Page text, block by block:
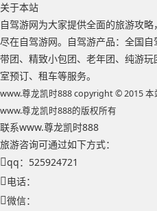
关于本站
自驾游网为大家提供全面的旅游攻
尽在自驾游网。自驾游产品：全国
带团、精致小包团、老年团、纯游
室预订、租车等服务。
www.尊龙凯时888 copyright © 2015 本
www.尊龙凯时888的版权所有
联系www.尊龙凯时888
旅游咨询可通过如下方式：
qq：525924721
电话：
微信：